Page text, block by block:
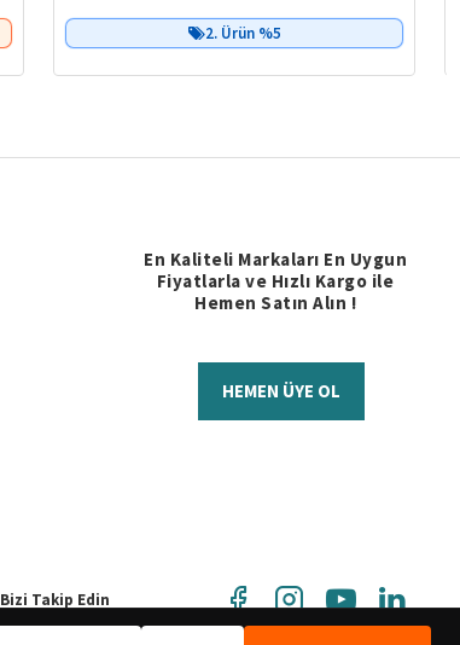
Birlikte Al
2. Ürün %5
En Kaliteli Markaları En Uygun
Fiyatlarla ve Hızlı Kargo ile
Hemen Satın Alın !
HEMEN ÜYE OL
Bizi Takip Edin